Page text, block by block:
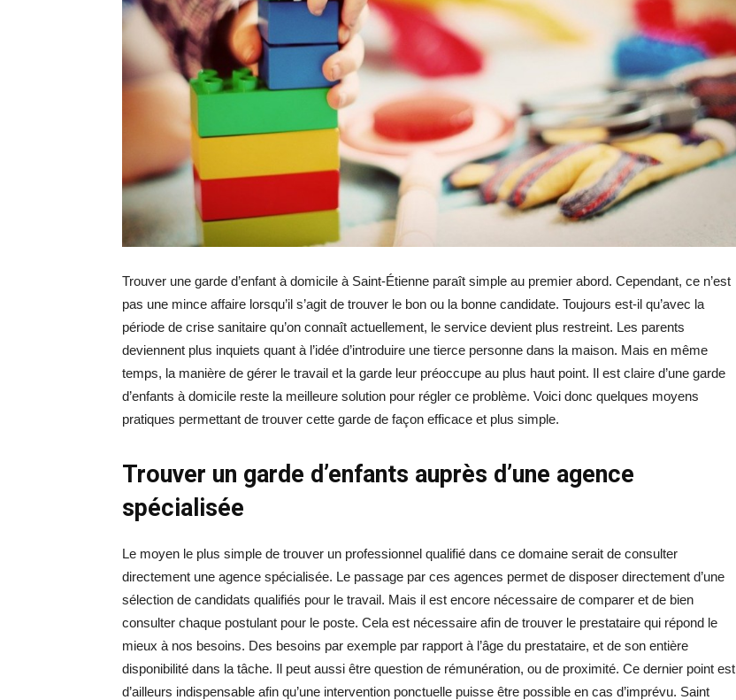
Trouver une garde d’enfant à domicile à Saint-Étienne paraît simple au premier abord. Cependant, ce n’est
pas une mince affaire lorsqu’il s’agit de trouver le bon ou la bonne candidate. Toujours est-il qu’avec la
période de crise sanitaire qu’on connaît actuellement, le service devient plus restreint. Les parents
deviennent plus inquiets quant à l’idée d’introduire une tierce personne dans la maison. Mais en même
temps, la manière de gérer le travail et la garde leur préoccupe au plus haut point. Il est claire d’une garde
d’enfants à domicile reste la meilleure solution pour régler ce problème. Voici donc quelques moyens
pratiques permettant de trouver cette garde de façon efficace et plus simple.
Trouver un garde d’enfants auprès d’une agence
spécialisée
Le moyen le plus simple de trouver un professionnel qualifié dans ce domaine serait de consulter
directement une agence spécialisée. Le passage par ces agences permet de disposer directement d’une
sélection de candidats qualifiés pour le travail. Mais il est encore nécessaire de comparer et de bien
consulter chaque postulant pour le poste. Cela est nécessaire afin de trouver le prestataire qui répond le
mieux à nos besoins. Des besoins par exemple par rapport à l’âge du prestataire, et de son entière
disponibilité dans la tâche. Il peut aussi être question de rémunération, ou de proximité. Ce dernier point est
d’ailleurs indispensable afin qu’une intervention ponctuelle puisse être possible en cas d’imprévu. Saint